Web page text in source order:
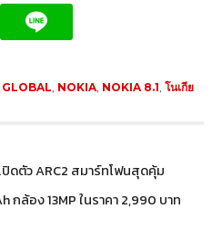
, NOKIA, NOKIA 8.1, โนเกีย
ปิดตัว ARC2 สมาร์ทโฟนสุดคุ้ม
กล้อง 13MP ในราคา 2,990 บาท